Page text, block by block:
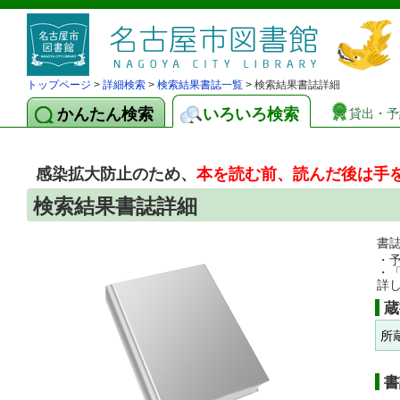
トップページ > 詳細検索 > 検索結果書誌一覧 > 検索結果書誌詳細
かんたん検索 いろいろ検索 貸出・
感染拡大防止のため、 本を読む前、読んだ後は手
検索結果書誌詳細
書
・
・
詳
所